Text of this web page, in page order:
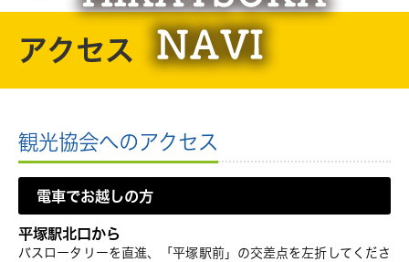
アクセス
観光協会へのアクセス
電車でお越しの方
平塚駅北口から
バスロータリーを直進、「平塚駅前」の交差点を左折してくださ